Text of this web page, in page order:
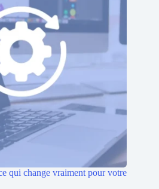
qui change vraiment pour votre